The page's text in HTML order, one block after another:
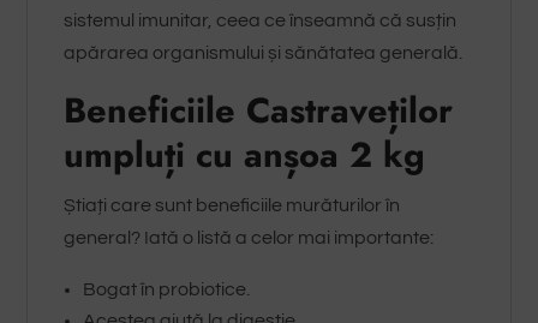
sistemul imunitar, ceea ce înseamnă că susțin
apărarea organismului și sănătatea generală.
Beneficiile Castraveților
umpluți cu anșoa 2 kg
Știați care sunt beneficiile murăturilor în
general? Iată o listă a celor mai importante:
Bogat în probiotice.